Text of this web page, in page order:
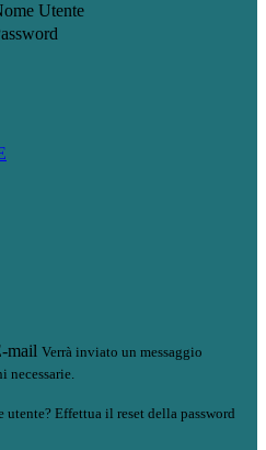
Utente
mail Verrà inviato un messaggio
necessarie.
utente? Effettua il reset della password